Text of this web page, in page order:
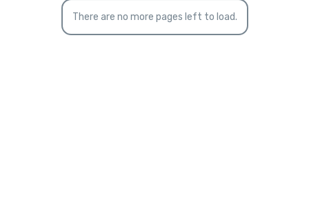
There are no more pages left to load.